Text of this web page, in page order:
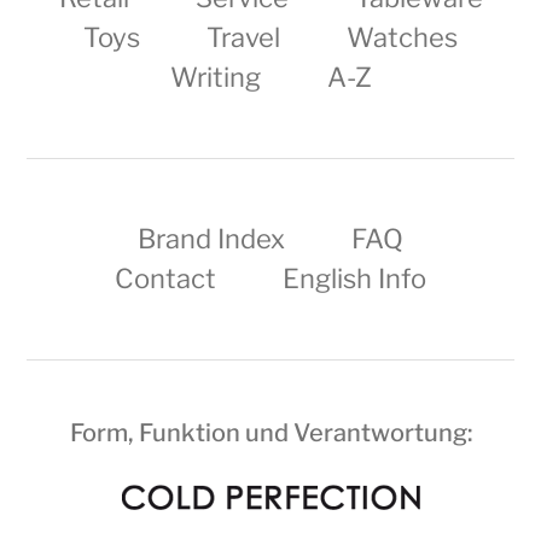
Toys
Travel
Watches
Writing
A-Z
Brand Index
FAQ
Contact
English Info
Form, Funktion und Verantwortung: